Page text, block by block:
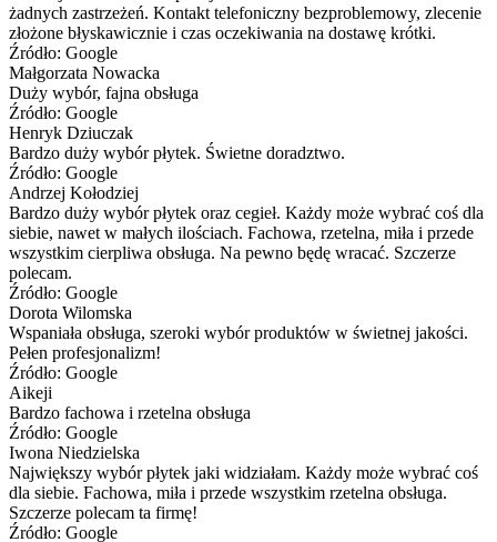
żadnych zastrzeżeń. Kontakt telefoniczny bezproblemowy, zlecenie
złożone błyskawicznie i czas oczekiwania na dostawę krótki.
Źródło: Google
Małgorzata Nowacka
Duży wybór, fajna obsługa
Źródło: Google
Henryk Dziuczak
Bardzo duży wybór płytek. Świetne doradztwo.
Źródło: Google
Andrzej Kołodziej
Bardzo duży wybór płytek oraz cegieł. Każdy może wybrać coś dla
siebie, nawet w małych ilościach. Fachowa, rzetelna, miła i przede
wszystkim cierpliwa obsługa. Na pewno będę wracać. Szczerze
polecam.
Źródło: Google
Dorota Wilomska
Wspaniała obsługa, szeroki wybór produktów w świetnej jakości.
Pełen profesjonalizm!
Źródło: Google
Aikeji
Bardzo fachowa i rzetelna obsługa
Źródło: Google
Iwona Niedzielska
Największy wybór płytek jaki widziałam. Każdy może wybrać coś
dla siebie. Fachowa, miła i przede wszystkim rzetelna obsługa.
Szczerze polecam ta firmę!
Źródło: Google